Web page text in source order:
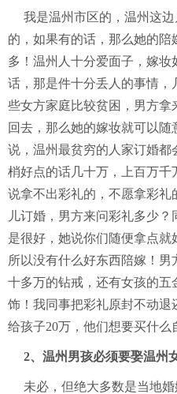
我是温州市区的，温州这
的，如果有的话，那么她的
多！温州人十分爱面子，嫁
话，那是件十分丢人的事情
些女方家庭比较贫困，男方拿
回去，那么她的嫁妆就可以
说，温州最贫穷的人家订婚
梢好点的话几十万，上百万千
说拿不出彩礼的，不愿拿彩
儿订婚，男方来问彩礼多少
是很好，她说你们随便拿点
所以没有什么好东西陪嫁！男
十多万的钻戒，还有女孩的
饰！我同事把彩礼原封不动
给孩子20万，他们想要买什么
2、温州男孩必须要娶温州
未必，但绝大多数是当地